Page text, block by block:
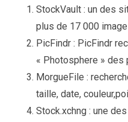
StockVault : un des
plus de 17 000
PicFindr : PicFindr
« Photosphere »
MorgueFile :
taille, date,
Stock.xchng : une